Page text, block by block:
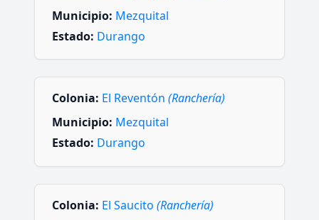
Municipio: Mezquital
Estado: Durango
Colonia: El Reventón (Ranchería)
Municipio: Mezquital
Estado: Durango
Colonia: El Saucito (Ranchería)